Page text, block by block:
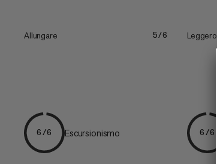
Allungare 5/6 Leggero
6/6 Escursionismo 6/6